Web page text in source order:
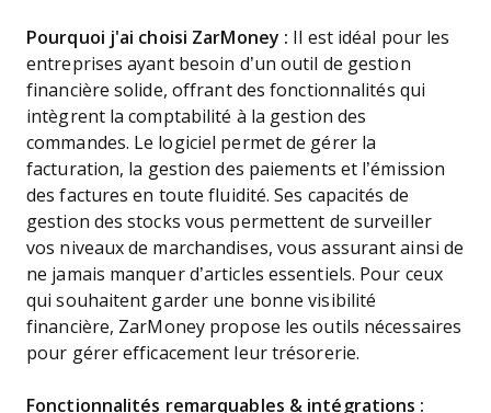
Pourquoi j'ai choisi ZarMoney : Il est idéal pour les
entreprises ayant besoin d’un outil de gestion
financière solide, offrant des fonctionnalités qui
intègrent la comptabilité à la gestion des
commandes. Le logiciel permet de gérer la
facturation, la gestion des paiements et l’émission
des factures en toute fluidité. Ses capacités de
gestion des stocks vous permettent de surveiller
vos niveaux de marchandises, vous assurant ainsi de
ne jamais manquer d’articles essentiels. Pour ceux
qui souhaitent garder une bonne visibilité
financière, ZarMoney propose les outils nécessaires
pour gérer efficacement leur trésorerie.
Fonctionnalités remarquables & intégrations :